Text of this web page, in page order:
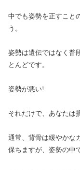
中でも姿勢を正すこと
う。
姿勢は遺伝ではなく普
とんどです。
姿勢が悪い!
それだけで、あなたは
通常、背骨は緩やかな
保ちますが、姿勢の中